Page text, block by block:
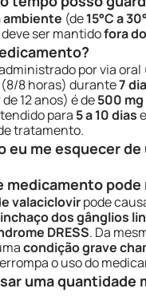
(de15°C a
ser mantidofora
por via
8 horas) durante7
12 anos) é de500 mg
para 5 a 10 dias
tratamento.
eu me esquecer
medicamento pode
valaciclovirpode
inchaço dos gânglios
DRESS. Da
condição grave
o uso do
uma